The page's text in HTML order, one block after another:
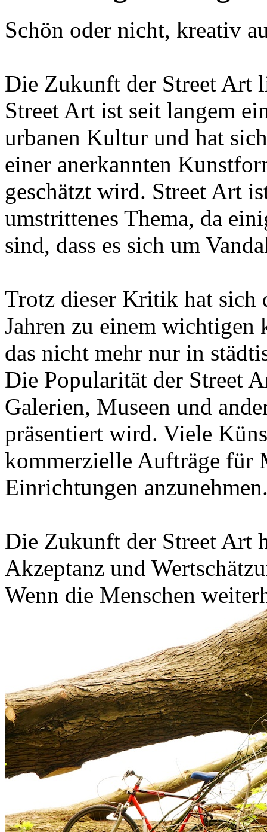
Schön oder nicht, kreativ
Die Zukunft der Street Art
Street Art ist seit langem
urbanen Kultur und hat
einer anerkannten
geschätzt wird. Street Art
umstrittenes Thema, da
sind, dass es sich um
Trotz dieser Kritik hat sich
Jahren zu einem
das nicht mehr nur in
Die Popularität der Street
Galerien, Museen und
präsentiert wird. Viele
kommerzielle Aufträge für
Einrichtungen
Die Zukunft der Street Art
Akzeptanz und
Wenn die Menschen